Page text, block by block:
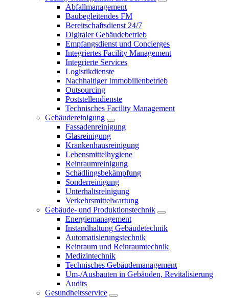
Abfallmanagement
Baubegleitendes FM
Bereitschaftsdienst 24/7
Digitaler Gebäudebetrieb
Empfangsdienst und Concierges
Integriertes Facility Management
Integrierte Services
Logistikdienste
Nachhaltiger Immobilienbetrieb
Outsourcing
Poststellendienste
Technisches Facility Management
Gebäudereinigung
Fassadenreinigung
Glasreinigung
Krankenhausreinigung
Lebensmittelhygiene
Reinraumreinigung
Schädlingsbekämpfung
Sonderreinigung
Unterhaltsreinigung
Verkehrsmittelwartung
Gebäude- und Produktionstechnik
Energiemanagement
Instandhaltung Gebäudetechnik
Automatisierungstechnik
Reinraum und Reinraumtechnik
Medizintechnik
Technisches Gebäudemanagement
Um-/Ausbauten in Gebäuden, Revitalisierung
Audits
Gesundheitsservice